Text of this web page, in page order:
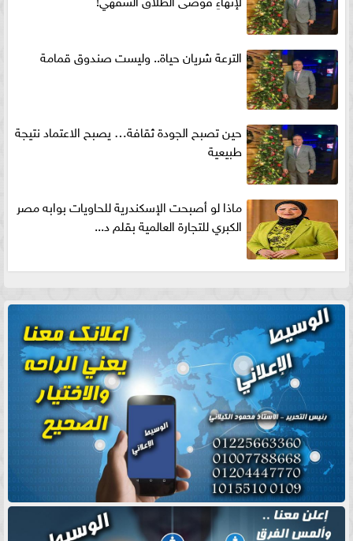
الترعة شريان حياة.. وليست صندوق قمامة
حين تصبح الجودة ثقافة… يصبح الاعتماد نتيجة
طبيعية
ماذا لو أصبحت الإسكندرية للحاويات بوابه مصر
الكبري للتجارة العالمية بقلم د...